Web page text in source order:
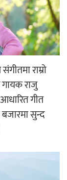
आफ्नो
सम्पन्न
राम्रो
गायक राजु
गीत
सुन्द